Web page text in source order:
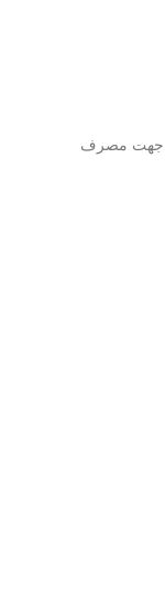
و جهت مصرف